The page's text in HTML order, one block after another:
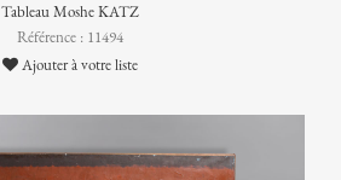
Tableau Moshe KATZ
Référence : 11494
Ajouter à votre liste